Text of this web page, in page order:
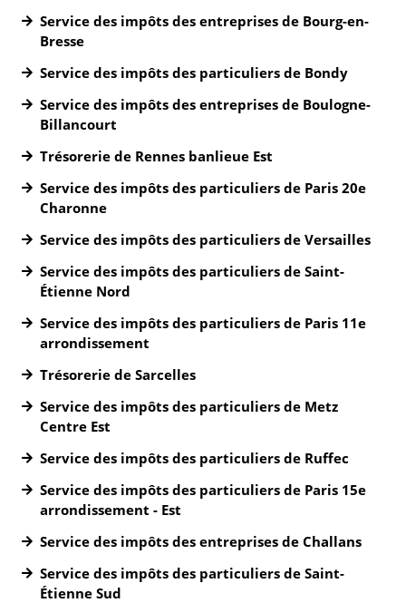
Service des impôts des entreprises de Bourg-en-
Bresse
Service des impôts des particuliers de Bondy
Service des impôts des entreprises de Boulogne-
Billancourt
Trésorerie de Rennes banlieue Est
Service des impôts des particuliers de Paris 20e
Charonne
Service des impôts des particuliers de Versailles
Service des impôts des particuliers de Saint-
Étienne Nord
Service des impôts des particuliers de Paris 11e
arrondissement
Trésorerie de Sarcelles
Service des impôts des particuliers de Metz
Centre Est
Service des impôts des particuliers de Ruffec
Service des impôts des particuliers de Paris 15e
arrondissement - Est
Service des impôts des entreprises de Challans
Service des impôts des particuliers de Saint-
Étienne Sud